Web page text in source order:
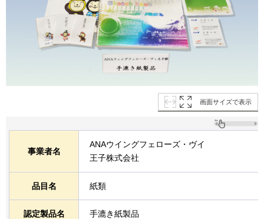
画面サイズで表示
事業者名
ANAウイングフェローズ・ヴイ
王子株式会社
品目名 紙類
認定製品名 手漉き紙製品